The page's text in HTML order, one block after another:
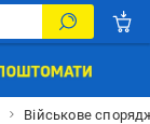
Військове